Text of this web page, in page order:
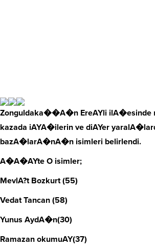
Zonguldaka��A�n EreAYli ilA�esinde
kazada iAYA�ilerin ve diAYer
bazA�larA�nA�n isimleri belirlendi.
A�A�AYte O isimler;
MevlA?t Bozkurt (55)
Vedat Tancan (58)
Yunus AydA�n(30)
Ramazan okumuAY(37)